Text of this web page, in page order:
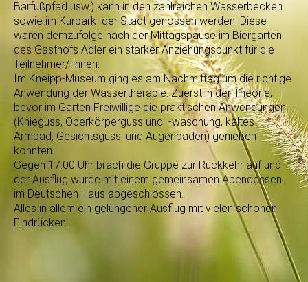
Barfußpfad usw.) kann in den zahlreichen Wasserbecken
sowie im Kurpark der Stadt genossen werden. Diese
waren demzufolge nach der Mittagspause im Biergarten
des Gasthofs Adler ein starker Anziehungspunkt für die
Teilnehmer/-innen.
Im Kneipp-Museum ging es am Nachmittag um die richtige
Anwendung der Wassertherapie. Zuerst in der Theorie,
bevor im Garten Freiwillige die praktischen Anwendungen
(Knieguss, Oberkörperguss und -waschung, kaltes
Armbad, Gesichtsguss, und Augenbaden) genießen
konnten.
Gegen 17.00 Uhr brach die Gruppe zur Rückkehr auf und
der Ausflug wurde mit einem gemeinsamen Abendessen
im Deutschen Haus abgeschlossen.
Alles in allem ein gelungener Ausflug mit vielen schönen
Eindrücken!